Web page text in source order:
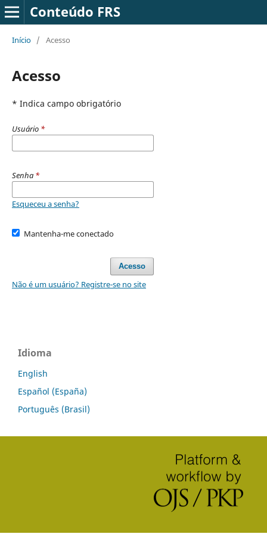
Conteúdo FRS
Início / Acesso
Acesso
* Indica campo obrigatório
Usuário *
Senha *
Esqueceu a senha?
Mantenha-me conectado
Acesso
Não é um usuário? Registre-se no site
Idioma
English
Español (España)
Português (Brasil)